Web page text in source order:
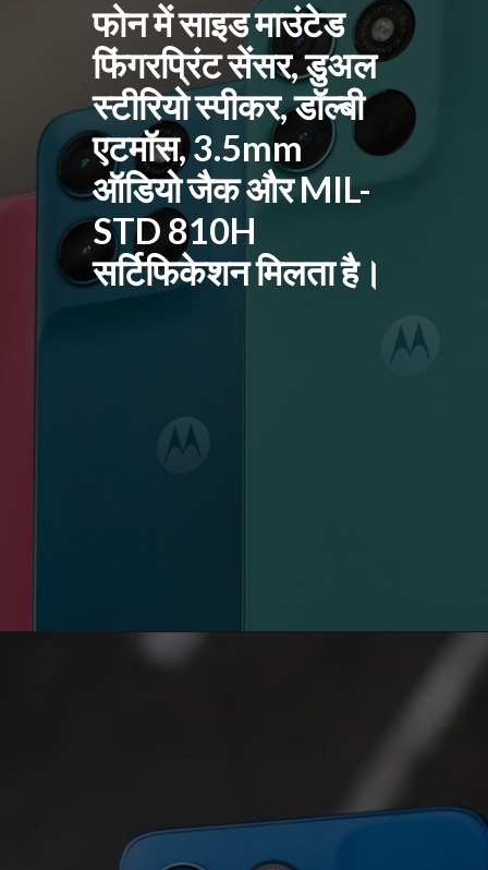
फोन में साइड माउंटेड
फिंगरप्रिंट सेंसर, डुअल
स्टीरियो स्पीकर, डॉल्बी
एटमॉस, 3.5mm
ऑडियो जैक और MIL-
STD 810H
सर्टिफिकेशन मिलता है।